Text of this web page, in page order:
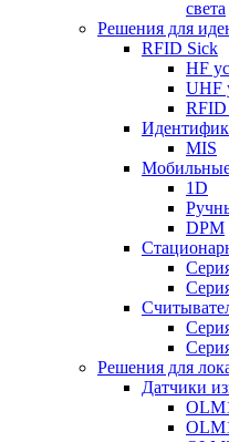
света
Решения для
RFID Sick
HF
UHF
RFID
MIS
1D
DPM
Решения для
Датчики